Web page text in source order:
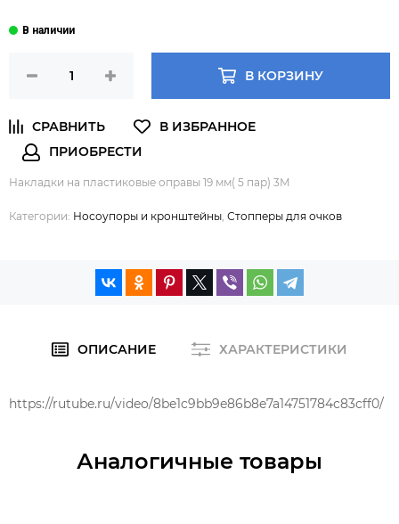
В КОРЗИНУ
Накладки на пластиковые оправы 19 мм( 5 пар) 3М
Категории: Носоупоры и кронштейны, Стопперы для очков
ОПИСАНИЕ ХАРАКТЕРИСТИКИ
https://rutube.ru/video/8be1c9bb9e86b8e7a14751784c83cff0/
Аналогичные товары